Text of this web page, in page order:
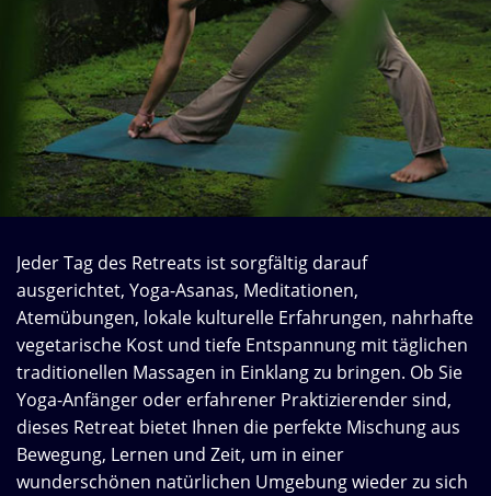
Jeder Tag des Retreats ist sorgfältig darauf
ausgerichtet, Yoga-Asanas, Meditationen,
Atemübungen, lokale kulturelle Erfahrungen, nahrhafte
vegetarische Kost und tiefe Entspannung mit täglichen
traditionellen Massagen in Einklang zu bringen. Ob Sie
Yoga-Anfänger oder erfahrener Praktizierender sind,
dieses Retreat bietet Ihnen die perfekte Mischung aus
Bewegung, Lernen und Zeit, um in einer
wunderschönen natürlichen Umgebung wieder zu sich